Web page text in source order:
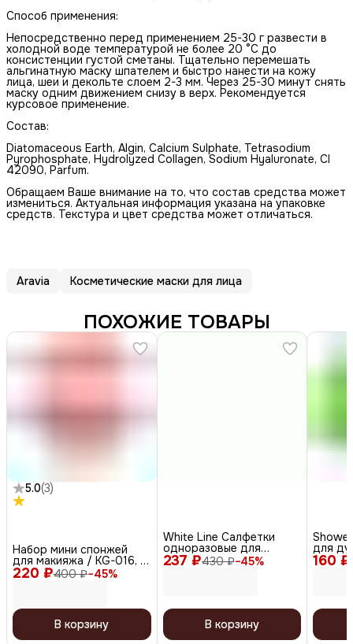
Способ применения:
Непосредственно перед применением 25-30 г развести в
холодной воде температурой не более 20 °С до
консистенции густой сметаны. Тщательно перемешать
альгинатную маску шпателем и быстро нанести на кожу
лица, шеи и декольте слоем 2-3 мм. Через 25-30 минут снять
маску одним движением снизу в верх. Рекомендуется
курсовое применение.
Состав:
Diatomaceous Earth, Algin, Calcium Sulphate, Tetrasodium
Pyrophosphate, Hydrolyzed Сollagen, Sodium Hyaluronate, CI
42090, Parfum.
Обращаем Ваше внимание на то, что состав средства может
измениться. Актуальная информация указана на упаковке
средств. Текстура и цвет средства может отличаться.
Aravia Косметические маски для лица
ПОХОЖИЕ ТОВАРЫ
5.0(3)
220 ₽400 ₽−45%
Набор мини спонжей
для макияжа / KG-016, 6
шт
В корзину
237 ₽430 ₽−45%
White Line Салфетки
одноразовые для
косметических
процедур, 8 х 40 см,
В корзину
160 ₽
для